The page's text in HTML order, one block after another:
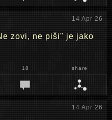
14 Apr 26
zovi, ne piši" je jako
18 share
14 Apr 26